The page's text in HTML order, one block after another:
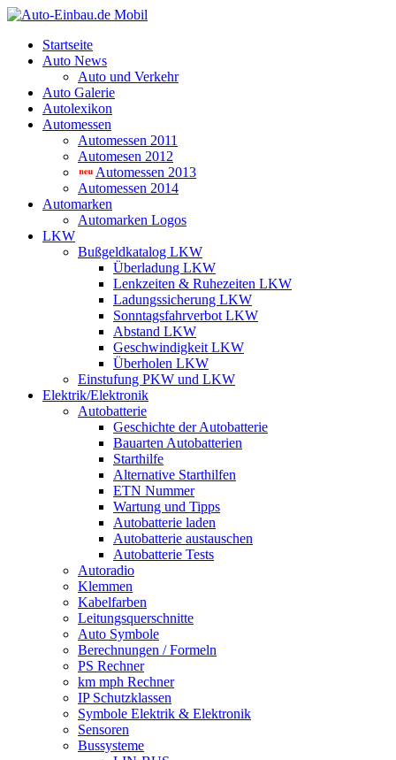
Startseite
Auto News
Auto und Verkehr
Auto Galerie
Autolexikon
Automessen
Automessen 2011
Automesen 2012
Automessen 2013
Automessen 2014
Automarken
Automarken Logos
LKW
Bußgeldkatalog LKW
Überladung LKW
Lenkzeiten & Ruhezeiten LKW
Ladungssicherung LKW
Sonntagsfahrverbot LKW
Abstand LKW
Geschwindigkeit LKW
Überholen LKW
Einstufung PKW und LKW
Elektrik/Elektronik
Autobatterie
Geschichte der Autobatterie
Bauarten Autobatterien
Starthilfe
Alternative Starthilfen
ETN Nummer
Wartung und Tipps
Autobatterie laden
Autobatterie austauschen
Autobatterie Tests
Autoradio
Klemmen
Kabelfarben
Leitungsquerschnitte
Auto Symbole
Berechnungen / Formeln
PS Rechner
km mph Rechner
IP Schutzklassen
Symbole Elektrik & Elektronik
Sensoren
Bussysteme